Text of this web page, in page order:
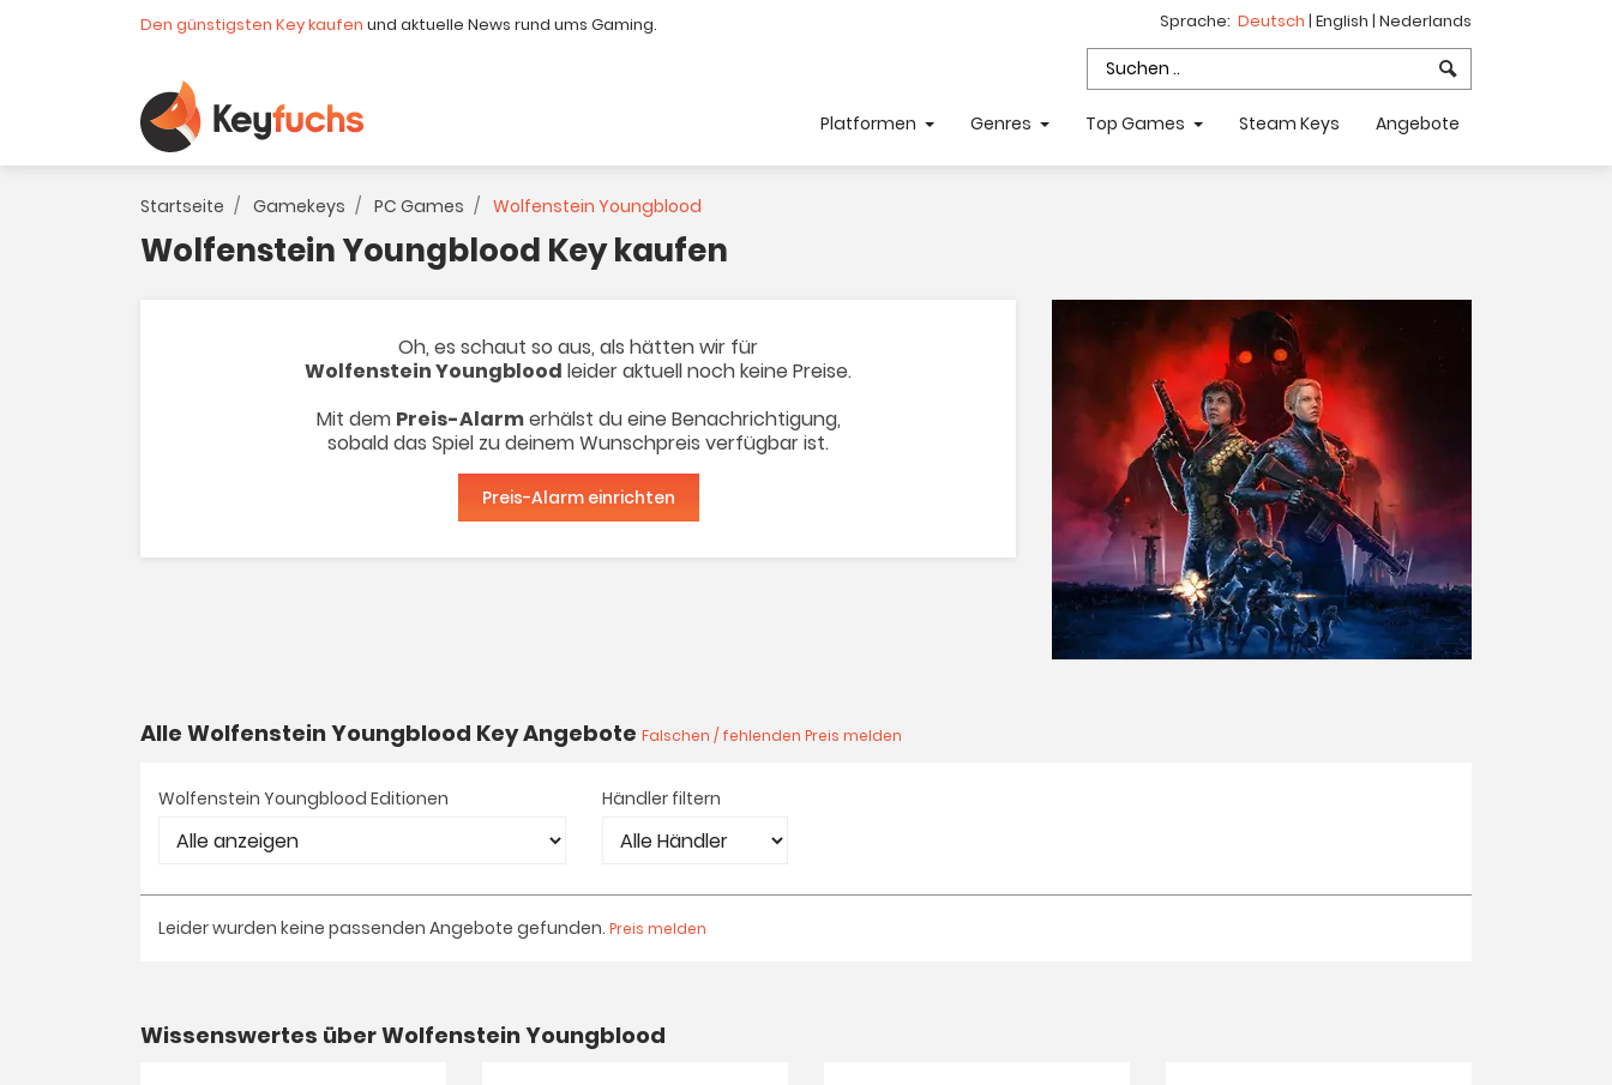
Den günstigsten Key kaufen und aktuelle News rund ums Gaming. Sprache: Deutsch | English | Nederlands
Platformen Genres Top Games Steam Keys Angebote
Startseite Gamekeys PC Games Wolfenstein Youngblood
Wolfenstein Youngblood Key kaufen
Oh, es schaut so aus, als hätten wir für
Wolfenstein Youngblood leider aktuell noch keine Preise.
Mit dem Preis-Alarmerhälst du eine Benachrichtigung,
sobald das Spiel zu deinem Wunschpreis verfügbar ist.
Preis-Alarm einrichten
Alle Wolfenstein Youngblood Key Angebote Falschen / fehlenden Preis melden
Wolfenstein Youngblood Editionen Händler filtern
Leider wurden keine passenden Angebote gefunden. Preis melden
Wissenswertes über Wolfenstein Youngblood